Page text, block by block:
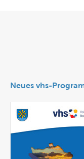
Neues vhs-